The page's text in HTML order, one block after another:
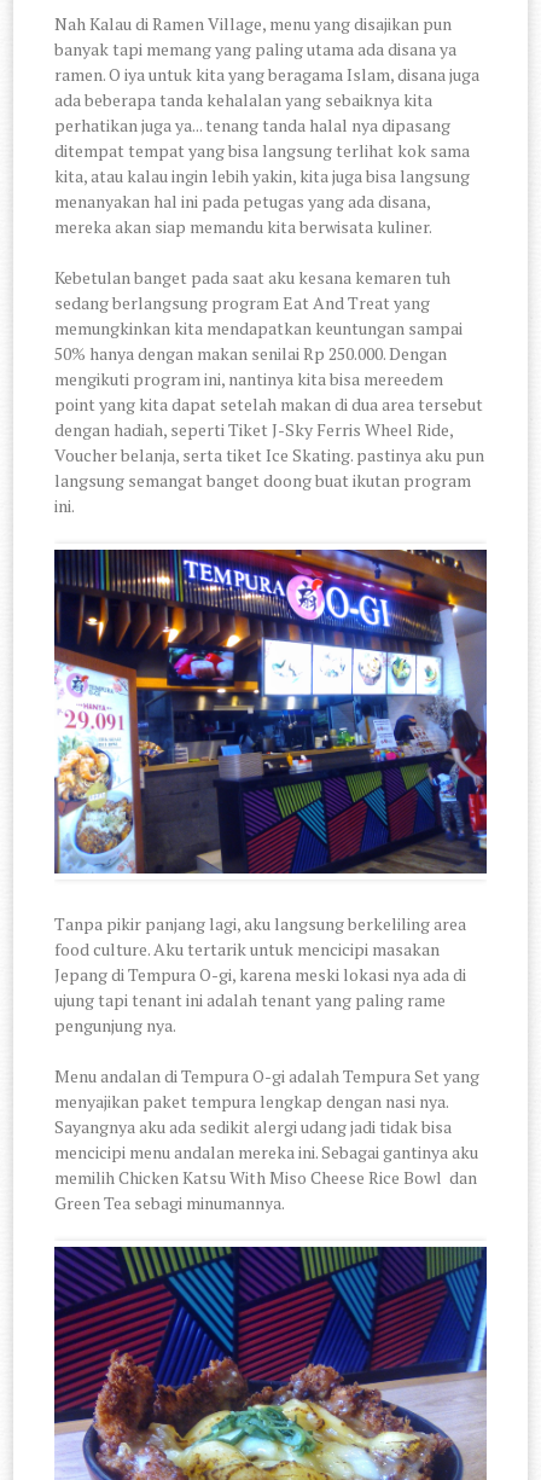
Nah Kalau di Ramen Village, menu yang disajikan pun
banyak tapi memang yang paling utama ada disana ya
ramen. O iya untuk kita yang beragama Islam, disana juga
ada beberapa tanda kehalalan yang sebaiknya kita
perhatikan juga ya... tenang tanda halal nya dipasang
ditempat tempat yang bisa langsung terlihat kok sama
kita, atau kalau ingin lebih yakin, kita juga bisa langsung
menanyakan hal ini pada petugas yang ada disana,
mereka akan siap memandu kita berwisata kuliner.
Kebetulan banget pada saat aku kesana kemaren tuh
sedang berlangsung program Eat And Treat yang
memungkinkan kita mendapatkan keuntungan sampai
50% hanya dengan makan senilai Rp 250.000. Dengan
mengikuti program ini, nantinya kita bisa mereedem
point yang kita dapat setelah makan di dua area tersebut
dengan hadiah, seperti Tiket J-Sky Ferris Wheel Ride,
Voucher belanja, serta tiket Ice Skating. pastinya aku pun
langsung semangat banget doong buat ikutan program
ini.
Tanpa pikir panjang lagi, aku langsung berkeliling area
food culture. Aku tertarik untuk mencicipi masakan
Jepang di Tempura O-gi, karena meski lokasi nya ada di
ujung tapi tenant ini adalah tenant yang paling rame
pengunjung nya.
Menu andalan di Tempura O-gi adalah Tempura Set yang
menyajikan paket tempura lengkap dengan nasi nya.
Sayangnya aku ada sedikit alergi udang jadi tidak bisa
mencicipi menu andalan mereka ini. Sebagai gantinya aku
memilih Chicken Katsu With Miso Cheese Rice Bowl dan
Green Tea sebagi minumannya.